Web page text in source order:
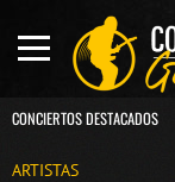
CONCIERTOS DESTACADOS
ARTISTAS